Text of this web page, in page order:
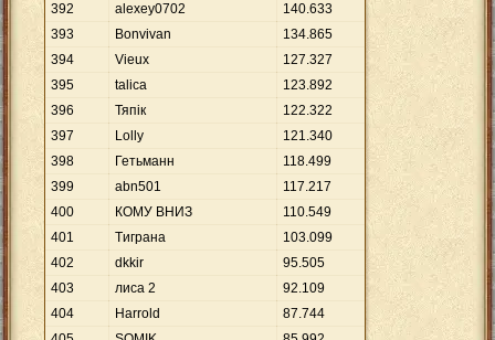
392
alexey0702 140.633
393
Bonvivan 134.865
394
Vieux 127.327
395
talica 123.892
396
Тяпік 122.322
397
Lоlly 121.340
398
Гетьманн 118.499
399
abn501 117.217
400
КОМУ ВНИЗ 110.549
401
Tиграна 103.099
402
dkkir 95.505
403
лиса 2 92.109
404
Harrold 87.744